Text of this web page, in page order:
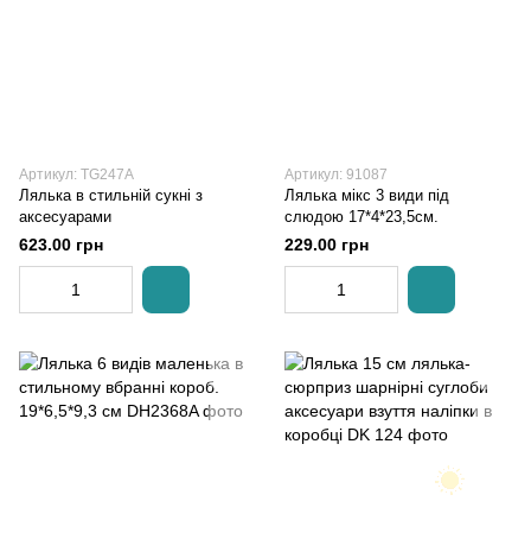
Артикул: TG247A
Лялька в стильній сукні з
аксесуарами
623.00 грн
Артикул: 91087
Лялька мікс 3 види під
слюдою 17*4*23,5см.
229.00 грн